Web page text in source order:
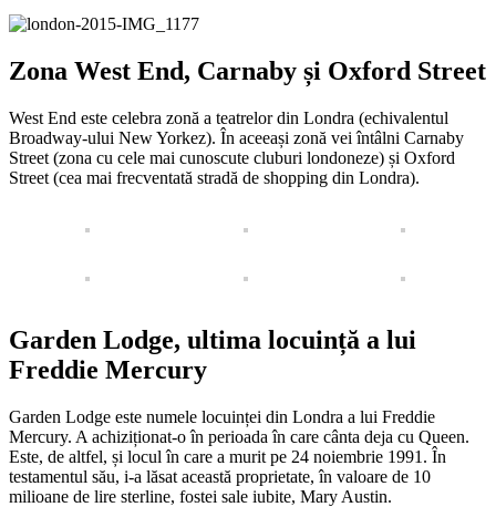
Zona West End, Carnaby și Oxford Street
West End este celebra zonă a teatrelor din Londra (echivalentul
Broadway-ului New Yorkez). În aceeași zonă vei întâlni Carnaby
Street (zona cu cele mai cunoscute cluburi londoneze) și Oxford
Street (cea mai frecventată stradă de shopping din Londra).
Garden Lodge, ultima locuință a lui
Freddie Mercury
Garden Lodge este numele locuinței din Londra a lui Freddie
Mercury. A achiziționat-o în perioada în care cânta deja cu Queen.
Este, de altfel, și locul în care a murit pe 24 noiembrie 1991. În
testamentul său, i-a lăsat această proprietate, în valoare de 10
milioane de lire sterline, fostei sale iubite, Mary Austin.